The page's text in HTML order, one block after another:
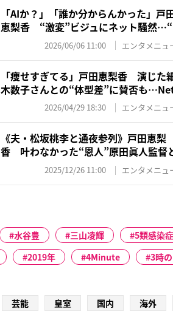
「AIか？」「誰か分からんかった」戸
恵梨香 “激変”ビジュにネット騒然
2026/06/06 11:00 エンタメニュ
「痩せすぎてる」戸田恵梨香 演じた
木数子さんとの“体型差”に賛否も
2026/04/29 18:30 エンタメニュ
《夫・松坂桃李と通夜参列》戸田恵梨
香 叶わなかった“恩人”原田眞人監督
2025/12/26 11:00 エンタメニュ
水谷豊 三山凌輝 5類感染症
2019年 4Minute 3時
芸能 皇室 国内 海外